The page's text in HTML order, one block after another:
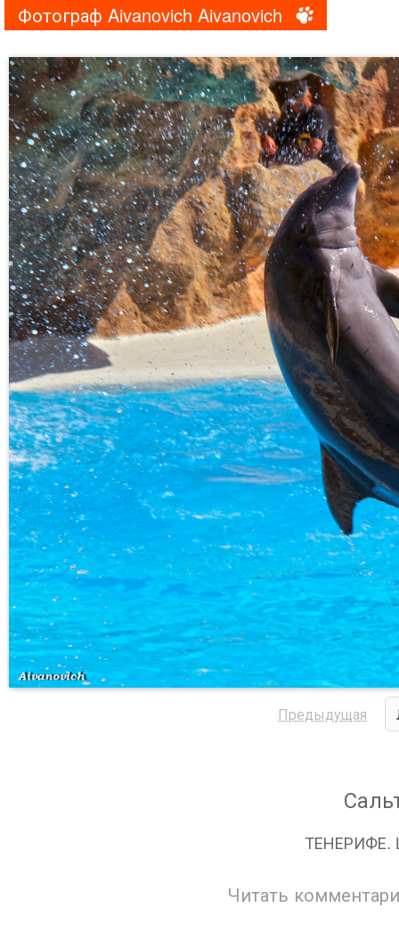
Фотограф Aivanovich Aivanovich
Предыдущая
ТЕНЕРИФЕ.
Читать